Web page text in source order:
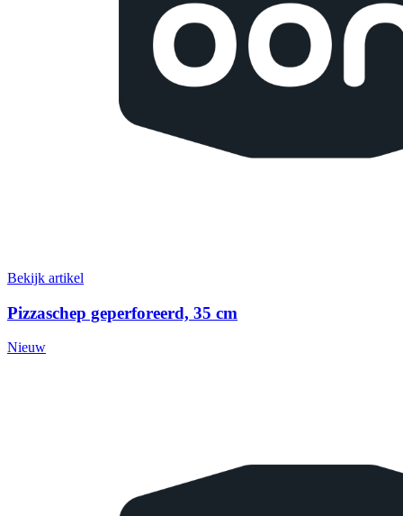
Bekijk artikel
Pizzaschep geperforeerd, 35 cm
Nieuw